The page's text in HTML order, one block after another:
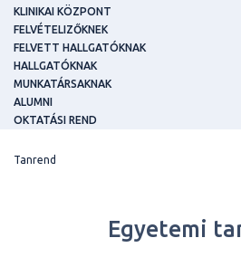
KLINIKAI KÖZPONT
FELVÉTELIZŐKNEK
FELVETT HALLGATÓKNAK
HALLGATÓKNAK
MUNKATÁRSAKNAK
ALUMNI
OKTATÁSI REND
Tanrend
Egyetemi